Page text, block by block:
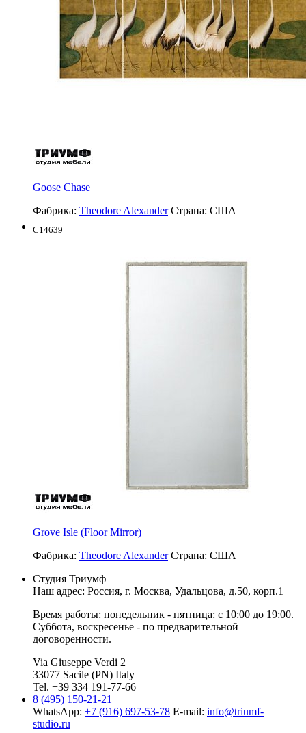
Goose Chase
Фабрика: Theodore Alexander Страна: США
C14639
Grove Isle (Floor Mirror)
Фабрика: Theodore Alexander Страна: США
Студия Триумф
Наш адрес: Россия, г. Москва, Удальцова, д.50, корп.1
Время работы: понедельник - пятница: с 10:00 до 19:00.
Суббота, воскресенье - по предварительной
договоренности.
Via Giuseppe Verdi 2
33077 Sacile (PN) Italy
Tel. +39 334 191-77-66
8 (495) 150-21-21
WhatsApp: +7 (916) 697-53-78 E-mail: info@triumf-
studio.ru